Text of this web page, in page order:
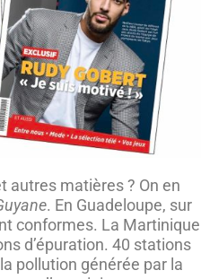
autres matières ? On en
. En Guadeloupe, sur
conformes. La Martinique
d’épuration. 40 stations
pollution générée par la